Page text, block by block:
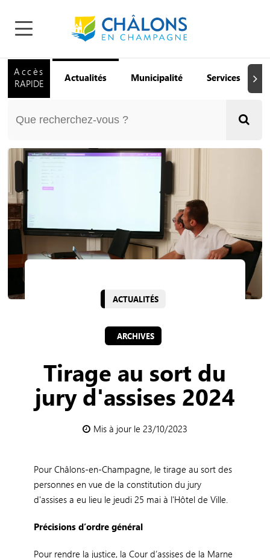
Accès
RAPIDE
Actualités Municipalité Services
ACTUALITÉS
ARCHIVES
Tirage au sort du
jury d'assises 2024
Mis à jour le 23/10/2023
Pour Châlons-en-Champagne, le tirage au sort des
personnes en vue de la constitution du jury
d'assises a eu lieu le jeudi 25 mai à l'Hôtel de Ville.
Précisions d’ordre général
Pour rendre la justice, la Cour d’assises de la Marne